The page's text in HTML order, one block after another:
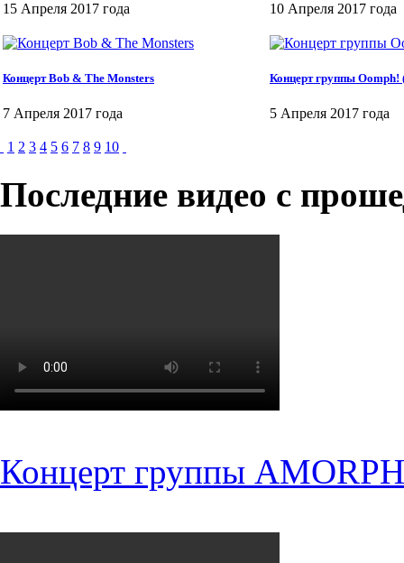
15 Апреля 2017 года 10 Апреля 2017 года
Концерт Bob & The Monsters
7 Апреля 2017 года
Концерт группы Oomph!
5 Апреля 2017 года
1 2 3 4 5 6 7 8 9 10
Последние видео с
Концерт группы